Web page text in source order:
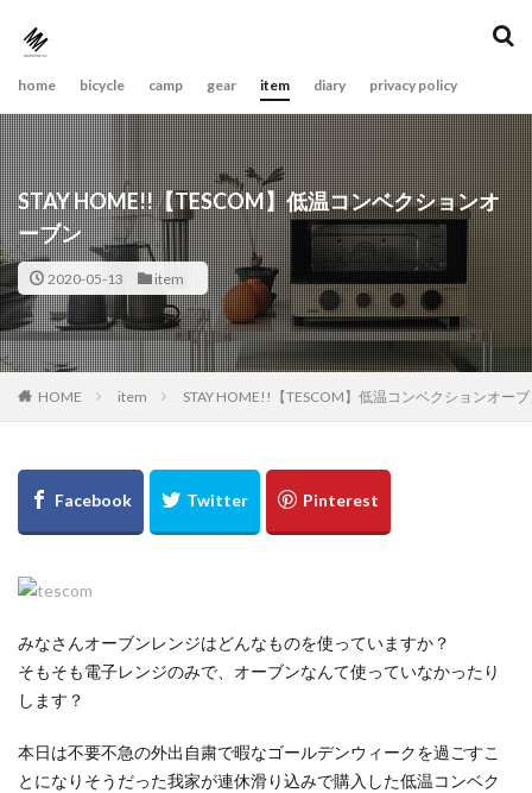
home bicycle camp gear item diary privacy policy
STAY HOME!!【TESCOM】低温コンベクションオ
ーブン
2020-05-13 item
HOME item STAY HOME!!【TESCOM】低温コンベクションオー
みなさんオーブンレンジはどんなものを使っていますか？
そもそも電子レンジのみで、オーブンなんて使っていなかったり
します？
本日は不要不急の外出自粛で暇なゴールデンウィークを過ごすこ
とになりそうだった我家が連休滑り込みで購入した低温コンベク